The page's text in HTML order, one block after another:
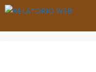
Saltar
o